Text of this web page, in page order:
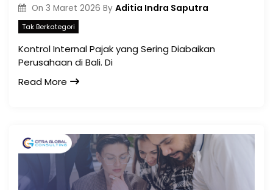
On 3 Maret 2026 By Aditia Indra Saputra
Tak Berkategori
Kontrol Internal Pajak yang Sering Diabaikan
Perusahaan di Bali. Di
Read More